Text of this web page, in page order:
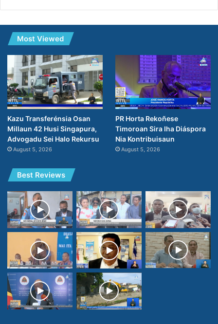
Most Viewed
Kazu Transferénsia Osan
Millaun 42 Husi Singapura,
Advogadu Sei Halo Rekursu
August 5, 2026
PR Horta Rekoñese
Timoroan Sira Iha Diáspora
Nia Kontribuisaun
August 5, 2026
Best Reviews